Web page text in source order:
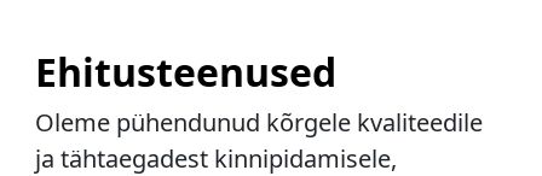
Ehitusteenused
Oleme pühendunud kõrgele kvaliteedile
ja tähtaegadest kinnipidamisele,